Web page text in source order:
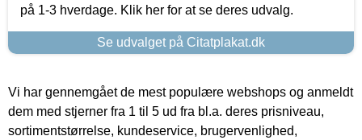
på 1-3 hverdage. Klik her for at se deres udvalg.
Se udvalget på Citatplakat.dk
Vi har gennemgået de mest populære webshops og anmeldt
dem med stjerner fra 1 til 5 ud fra bl.a. deres prisniveau,
sortimentstørrelse, kundeservice, brugervenlighed,